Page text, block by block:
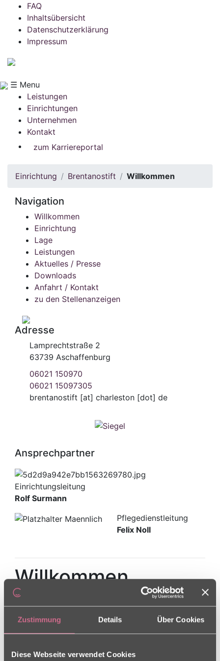
Zustimmung Details Über Cookies
Diese Webseite verwendet Cookies
FAQ
Inhaltsübersicht
Datenschutzerklärung
Impressum
☰ Menu
Leistungen
Einrichtungen
Unternehmen
Kontakt
zum Karriereportal
Einrichtung Brentanostift Willkommen
Navigation
Willkommen
Einrichtung
Lage
Leistungen
Aktuelles / Presse
Downloads
Anfahrt / Kontakt
zu den Stellenanzeigen
Adresse
Lamprechtstraße 2
63739 Aschaffenburg
06021 150970
06021 15097305
brentanostift [at] charleston [dot] de
Ansprechpartner
Einrichtungsleitung
Rolf Surmann
Pflegedienstleitung
Felix Noll
Willkommen
Herzlich Willkommen im
Brentanostift
Unser Brentanostift liegt inmitten einer sakral